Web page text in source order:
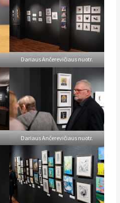
Dariaus Ančerevičiaus nuotr.
Dariaus Ančerevičiaus nuotr.